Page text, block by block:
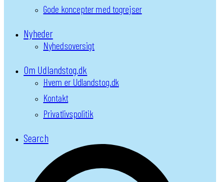
Gode koncepter med togrejser
Nyheder
Nyhedsoversigt
Om Udlandstog.dk
Hvem er Udlandstog.dk
Kontakt
Privatlivspolitik
Search